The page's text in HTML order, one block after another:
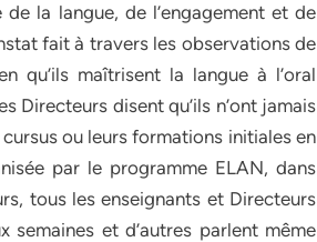
la langue, de l’engagement et de
fait à travers les observations de
qu’ils maîtrisent la langue à l’oral
Directeurs disent qu’ils n’ont jamais
ou leurs formations initiales en
par le programme ELAN, dans
tous les enseignants et Directeurs
et d’autres parlent même